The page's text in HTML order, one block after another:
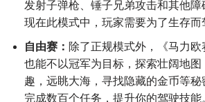
发射子弹枪、锤子兄弟攻击和其他障
现在此模式中，玩家需要为了生存而
自由赛： 除了正规模式外，《马力
也能不以冠军为目标，探索壮阔地
趣，远眺大海，寻找隐藏的金币等
完成数百个任务，提升你的驾驶技